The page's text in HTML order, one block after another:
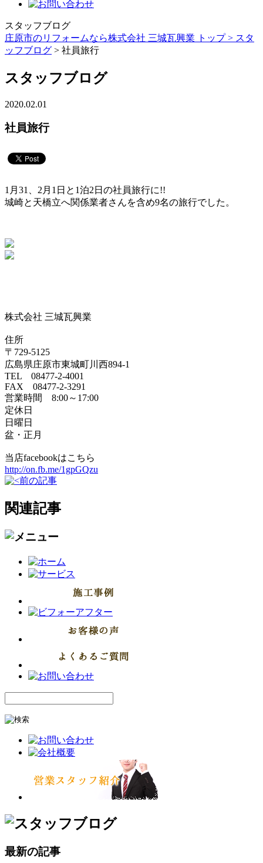
スタッフブログ
庄原市のリフォームなら株式会社 三城瓦興業 トップ > スタ
ッフブログ > 社員旅行
スタッフブログ
2020.02.01
社員旅行
1月31、2月1日と1泊2日の社員旅行に!!
城崎と天橋立へ関係業者さんを含め9名の旅行でした。
株式会社 三城瓦興業
住所
〒729-5125
広島県庄原市東城町川西894-1
TEL 08477-2-4001
FAX 08477-2-3291
営業時間 8:00～17:00
定休日
日曜日
盆・正月
当店facebookはこちら
http://on.fb.me/1gpGQzu
前の記事
関連記事
最新の記事